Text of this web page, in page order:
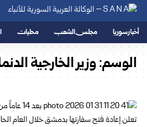
أخبار سوريا مجلس الشعب محليات
الوسم:وزير الخارجية